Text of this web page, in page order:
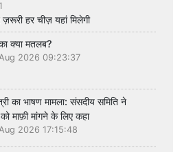
हर चीज़ यहां मिलेगी
क्या मतलब?
2026 09:23:37
का भाषण मामला: संसदीय समिति ने
माफ़ी मांगने के लिए कहा
2026 17:15:48